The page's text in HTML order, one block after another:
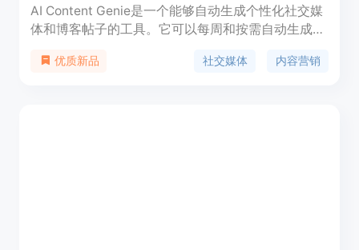
AI Content Genie是一个能够自动生成个性化社交媒
体和博客帖子的工具。它可以每周和按需自动生成引
Facebook、Instagram帖子生成器,还有AI博客生成
优质新品 社交媒体 内容营销